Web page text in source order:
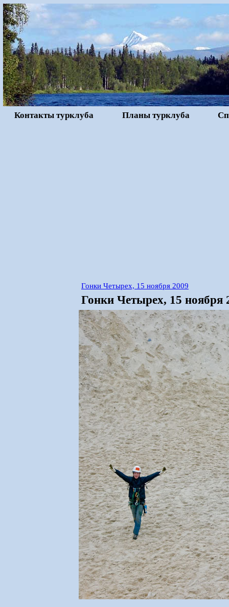
Контакты турклуба Планы турклуба
Гонки Четырех, 15 ноября 2009
Гонки Четырех, 15 ноября